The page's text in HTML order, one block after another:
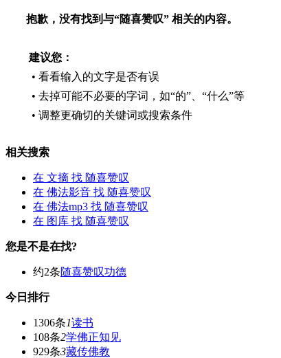
抱歉，没有找到与“随喜赞叹” 相关的内容。
建议您：
• 看看输入的文字是否有误
• 去掉可能不必要的字词，如“的”、“什么”等
• 调整更确切的关键词或搜索条件
相关搜索
在 文摘 找 随喜赞叹
在 佛法影音 找 随喜赞叹
在 佛法mp3 找 随喜赞叹
在 图库 找 随喜赞叹
您是不是在找?
约2条随喜赞叹功德
今日排行
1306条1读书
108条2学佛正知见
929条3藏传佛教